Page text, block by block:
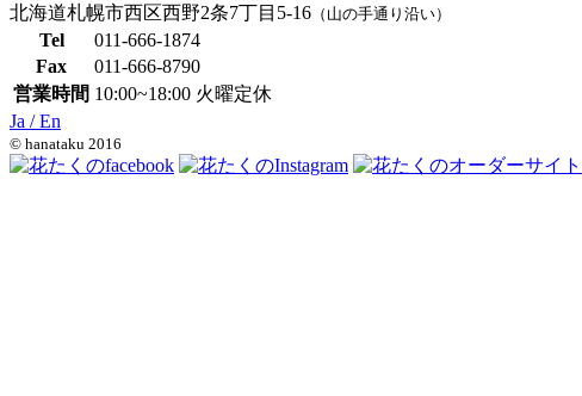
北海道札幌市西区西野2条7丁目5-16 （山の手通り沿い）
Tel
011-666-1874
Fax
011-666-8790
営業時間 10:00~18:00 火曜定休
Ja /En
© hanataku 2016